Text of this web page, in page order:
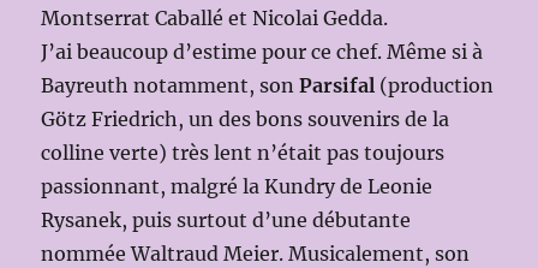
Montserrat Caballé et Nicolai Gedda.
J’ai beaucoup d’estime pour ce chef. Même si à
Bayreuth notamment, sonParsifal (production
Götz Friedrich, un des bons souvenirs de la
colline verte) très lent n’était pas toujours
passionnant, malgré la Kundry de Leonie
Rysanek, puis surtout d’une débutante
nommée Waltraud Meier. Musicalement, son